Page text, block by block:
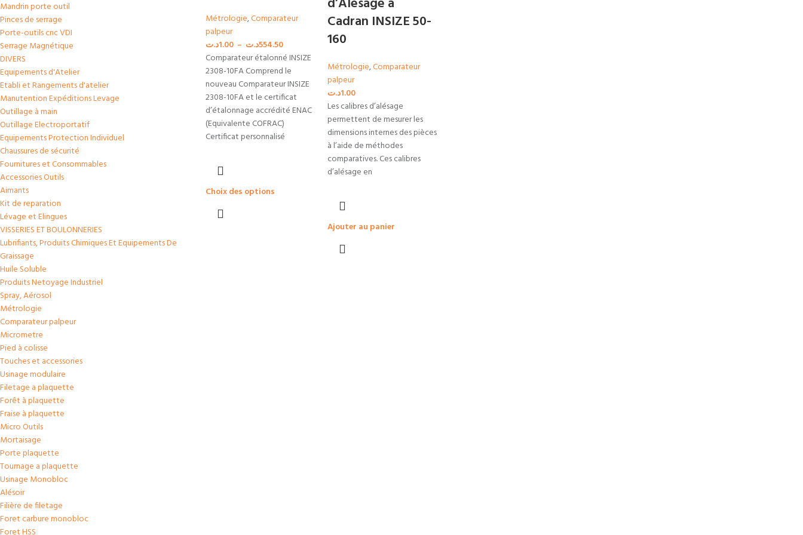
Mandrin porte outil
Pinces de serrage
Porte-outils cnc VDI
Serrage Magnétique
DIVERS
Equipements d'Atelier
Etabli et Rangements d'atelier
Manutention Expéditions Levage
Outillage à main
Outillage Electroportatif
Equipements Protection Individuel
Chaussures de sécurité
Fournitures et Consommables
Accessories Outils
Aimants
Kit de reparation
Lévage et Elingues
VISSERIES ET BOULONNERIES
Lubrifiants, Produits Chimiques Et Equipements De
Graissage
Huile Soluble
Produits Netoyage Industriel
Spray, Aérosol
Métrologie
Comparateur palpeur
Micrometre
Pied à colisse
Touches et accessories
Usinage modulaire
Filetage a plaquette
Forêt à plaquette
Fraise à plaquette
Micro Outils
Mortaisage
Porte plaquette
Tournage a plaquette
Usinage Monobloc
Alésoir
Filière de filetage
Foret carbure monobloc
Métrologie,Comparateur
palpeur
1.00د.ت – 554.50د.ت
Comparateur étalonné INSIZE
2308-10FA Comprend le
nouveau Comparateur INSIZE
2308-10FA et le certificat
d’étalonnage accrédité ENAC
(Equivalente COFRAC)
Certificat personnalisé
Choix des options
Cadran INSIZE 50-
160
Métrologie,Comparateur
palpeur
1.00د.ت
Les calibres d’alésage
permettent de mesurer les
dimensions internes des pièces
à l’aide de méthodes
comparatives. Ces calibres
d’alésage en
Ajouter au panier